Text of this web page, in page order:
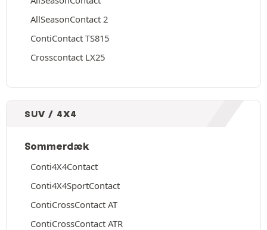
AllSeasonContact 2
ContiContact TS815
Crosscontact LX25
SUV / 4X4
Sommerdæk
Conti4X4Contact
Conti4X4SportContact
ContiCrossContact AT
ContiCrossContact ATR